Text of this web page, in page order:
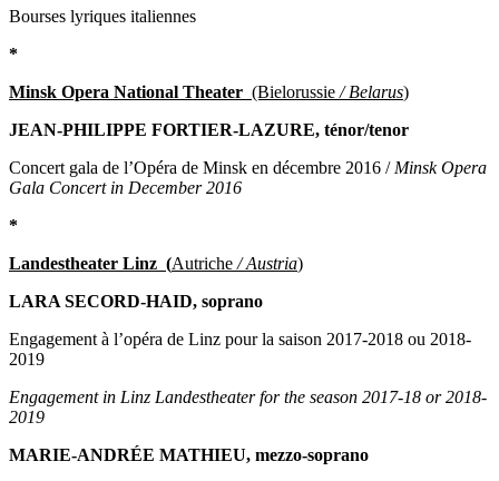
Bourses lyriques italiennes
*
Minsk Opera National Theater (Bielorussie / Belarus)
JEAN-PHILIPPE FORTIER-LAZURE, ténor/tenor
Concert gala de l’Opéra de Minsk en décembre 2016 / Minsk Opera
Gala Concert in December 2016
*
Landestheater Linz (Autriche / Austria)
LARA SECORD-HAID, soprano
Engagement à l’opéra de Linz pour la saison 2017-2018 ou 2018-
2019
Engagement in Linz Landestheater for the season 2017-18 or 2018-
2019
MARIE-ANDRÉE MATHIEU, mezzo-soprano